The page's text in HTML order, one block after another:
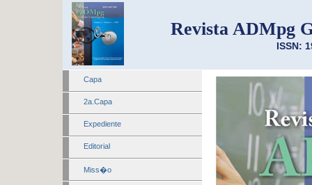
Revista ADMpg
ISSN:
Capa
2a.Capa
Expediente
Editorial
Miss�o